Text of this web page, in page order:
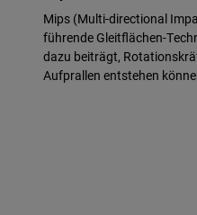
Mips (Multi-directional
führende Gleitflächen-
dazu beiträgt,
Aufprallen entstehen